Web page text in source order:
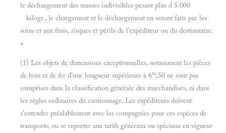
le déchargement des masses indivisibles pesant plus d 5.000
kilogr., le chargement et le déchargement en seront faits par les
soins et aux frais, risques et périls de l'expéditeur ou du destinataire.
»
(1) Les objets de dimensions exceptionnelles, notamment les pièces
de bois et de fer d'une longueur supérieure à 6m,50 ne sont pas
comprises dans la classification générale des marchandises, ni dans
les règles ordinaires du camionnage. Les expéditeurs doivent
s'entendre préalablement avec les compagnies pour ces espèces de
transports, ou se reporter aux tarifs généraux ou spéciaux en vigueur